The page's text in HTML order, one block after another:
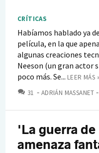
CRÍTICAS
Habíamos hablado ya
película, en la que
algunas creaciones
Neeson (un gran actor
poco más. Se... LEER MÁS »
31 COMENTARIOS
ADRIÁN MASSANET
'La guerra
amenaza